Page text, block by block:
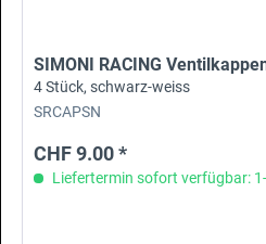
SIMONI RACING
4 Stück, schwarz-weiss
SRCAPSN
CHF 9.00 *
Liefertermin sofort verfügbar: